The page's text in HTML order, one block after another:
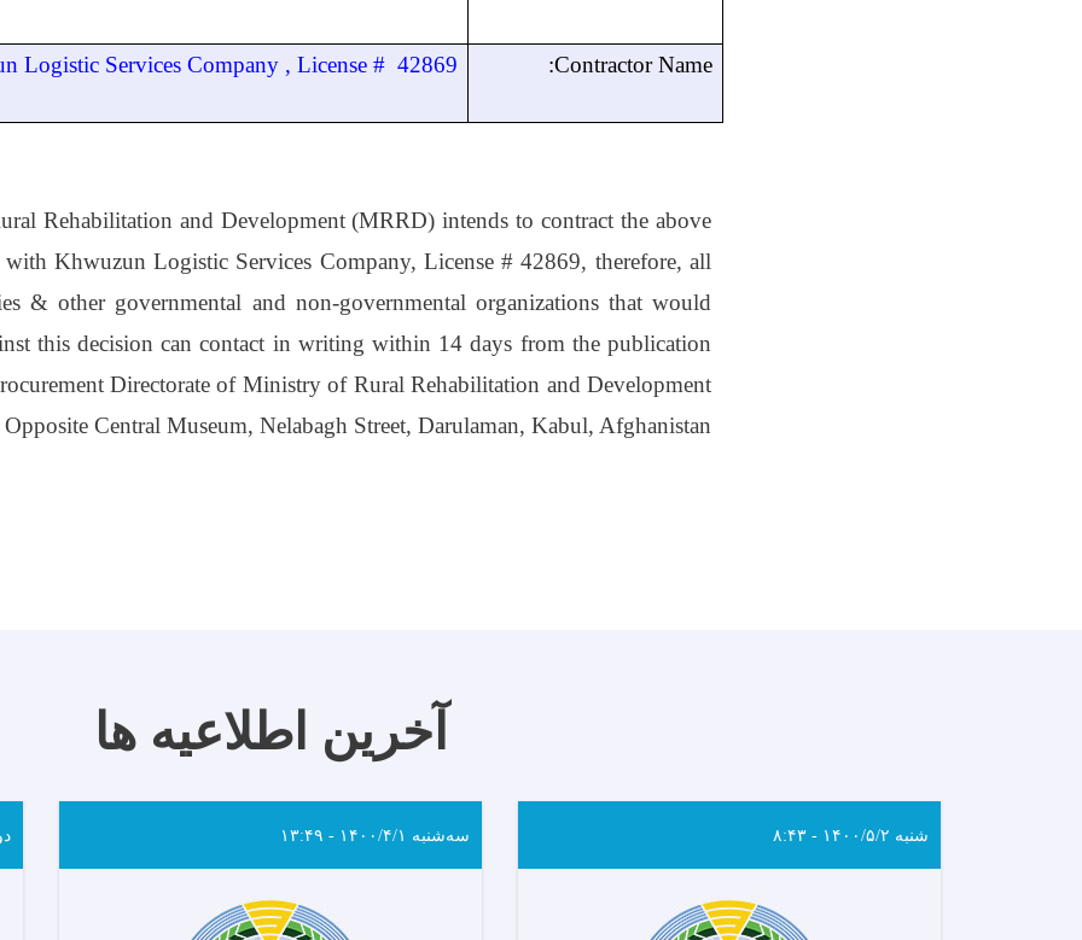
Contractor Name:
Logistic Services Company , License # 42869
Rehabilitation and Development (MRRD) intends to contract the above
with Khwuzun Logistic Services Company, License # 42869, therefore, all
& other governmental and non-governmental organizations that would
this decision can contact in writing within 14 days from the publication
Directorate of Ministry of Rural Rehabilitation and Development
Central Museum, Nelabagh Street, Darulaman, Kabul, Afghanistan.
آخرین اطلاعیه ها
شنبه ۱۴۰۰/۵/۲ - ۸:۴۳ سه‌شنبه ۱۴۰۰/۴/۱ - ۱۳:۴۹